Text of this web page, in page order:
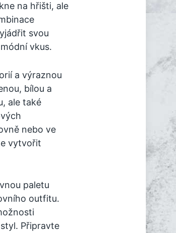
na hřišti, ale
svou
vkus.
a výraznou
bílou a
ale také
nebo ve
vytvořit
paletu
outfitu.
Připravte